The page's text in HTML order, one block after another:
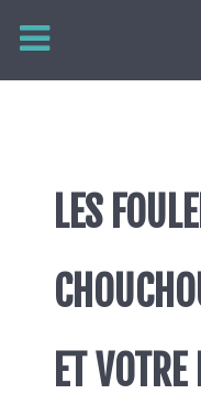
LES
ET